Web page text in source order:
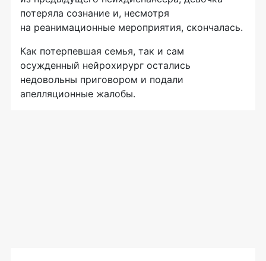
потеряла сознание и, несмотря
на реанимационные мероприятия, скончалась.
Как потерпевшая семья, так и сам
осужденный нейрохирург остались
недовольны приговором и подали
апелляционные жалобы.